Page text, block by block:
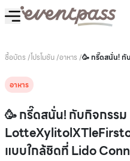
ซื้อบัตร /โปรโมชัน/อาหาร /🥳 กรี๊ดสนั่น! กั
อาหาร
🥳 กรี๊ดสนั่น! กับกิจกรรม
แบบใกล้ชิดที่ Lido